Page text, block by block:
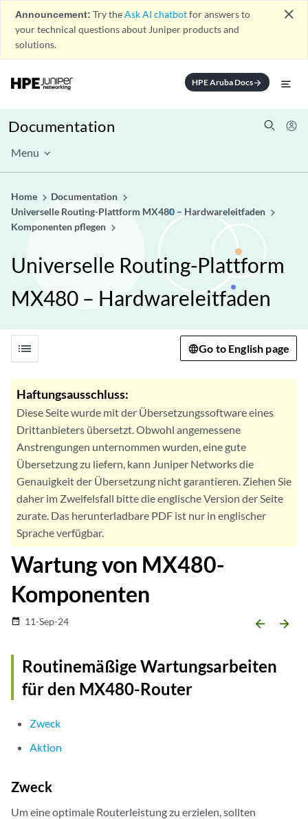
Announcement: Try theAsk AI chatbotfor answers to
your technical questions about Juniper products and
solutions.
close
HPE Aruba Docsarrow_forward
Documentation
Menu
Home
Documentation
Universelle Routing-Plattform MX480 – Hardwareleitfaden
Komponenten pflegen
Universelle Routing-Plattform
MX480 – Hardwareleitfaden
list Go to English page
Haftungsausschluss:
Diese Seite wurde mit der Übersetzungssoftware eines
Drittanbieters übersetzt. Obwohl angemessene
Anstrengungen unternommen wurden, eine gute
Übersetzung zu liefern, kann Juniper Networks die
Genauigkeit der Übersetzung nicht garantieren. Ziehen Sie
daher im Zweifelsfall bitte die englische Version der Seite
zurate. Das herunterladbare PDF ist nur in englischer
Sprache verfügbar.
Wartung von MX480-
Komponenten
date_range 11-Sep-24 arrow_backward arrow_forward
Routinemäßige Wartungsarbeiten
für den MX480-Router
Zweck
Aktion
Zweck
Um eine optimale Routerleistung zu erzielen, sollten